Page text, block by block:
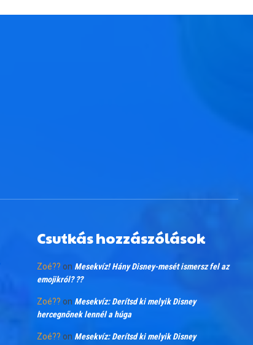
Csutkás hozzászólások
Zoé?? on Mesekvíz! Hány Disney-mesét ismersz fel az
emojikról? ??
Zoé?? on Mesekvíz: Derítsd ki melyik Disney
hercegnőnek lennél a húga
Zoé?? on Mesekvíz: Derítsd ki melyik Disney